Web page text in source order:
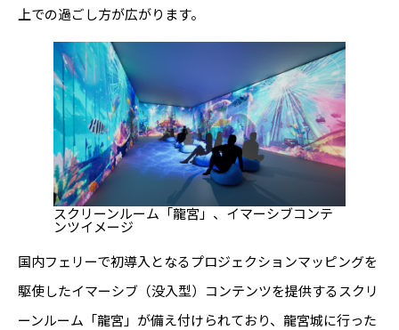
上での過ごし方が広がります。
スクリーンルーム「龍宮」、イマーシブコンテ
ンツイメージ
国内フェリーで初導入となるプロジェクションマッピングを
駆使したイマーシブ（没入型）コンテンツを提供するスクリ
ーンルーム「龍宮」が備え付けられており、龍宮城に行った